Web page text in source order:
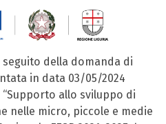
seguito della domanda di
in data 03/05/2024
allo sviluppo di
nelle micro, piccole e medie